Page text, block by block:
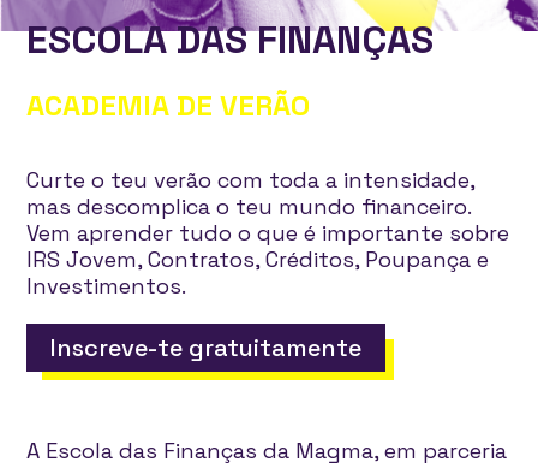
ESCOLA DAS FINANÇAS
ACADEMIA DE VERÃO
Curte o teu verão com toda a intensidade,
mas descomplica o teu mundo financeiro.
Vem aprender tudo o que é importante sobre
IRS Jovem, Contratos, Créditos, Poupança e
Investimentos.
Inscreve-te gratuitamente
A Escola das Finanças da Magma, em parceria